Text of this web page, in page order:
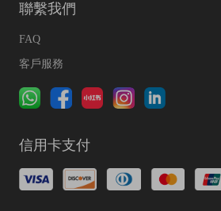
聯繫我們
FAQ
客戶服務
信用卡支付